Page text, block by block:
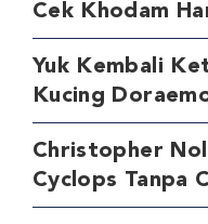
Cek Khodam
Yuk Kembali
Kucing
Christopher
Cyclops Tanpa